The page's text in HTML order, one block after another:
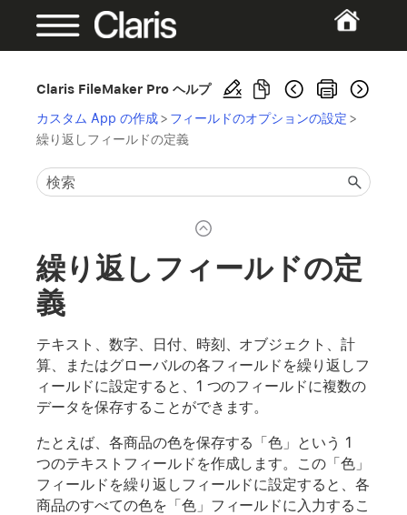
Claris FileMaker Pro ヘルプ
カスタム App の作成 > フィールドのオプションの設定 >
繰り返しフィールドの定義
繰り返しフィールドの定
義
テキスト、数字、日付、時刻、オブジェクト、計
算、またはグローバルの各フィールドを繰り返しフ
ィールドに設定すると、1 つのフィールドに複数の
データを保存することができます。
たとえば、各商品の色を保存する「色」という 1
つのテキストフィールドを作成します。この「色」
フィールドを繰り返しフィールドに設定すると、各
商品のすべての色を「色」フィールドに入力するこ